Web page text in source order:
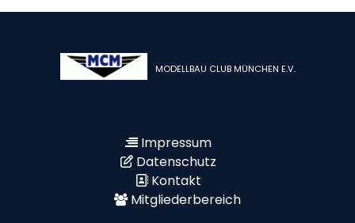
MODELLBAU CLUB MÜNCHEN E.V.
Impressum
Datenschutz
Kontakt
Mitgliederbereich